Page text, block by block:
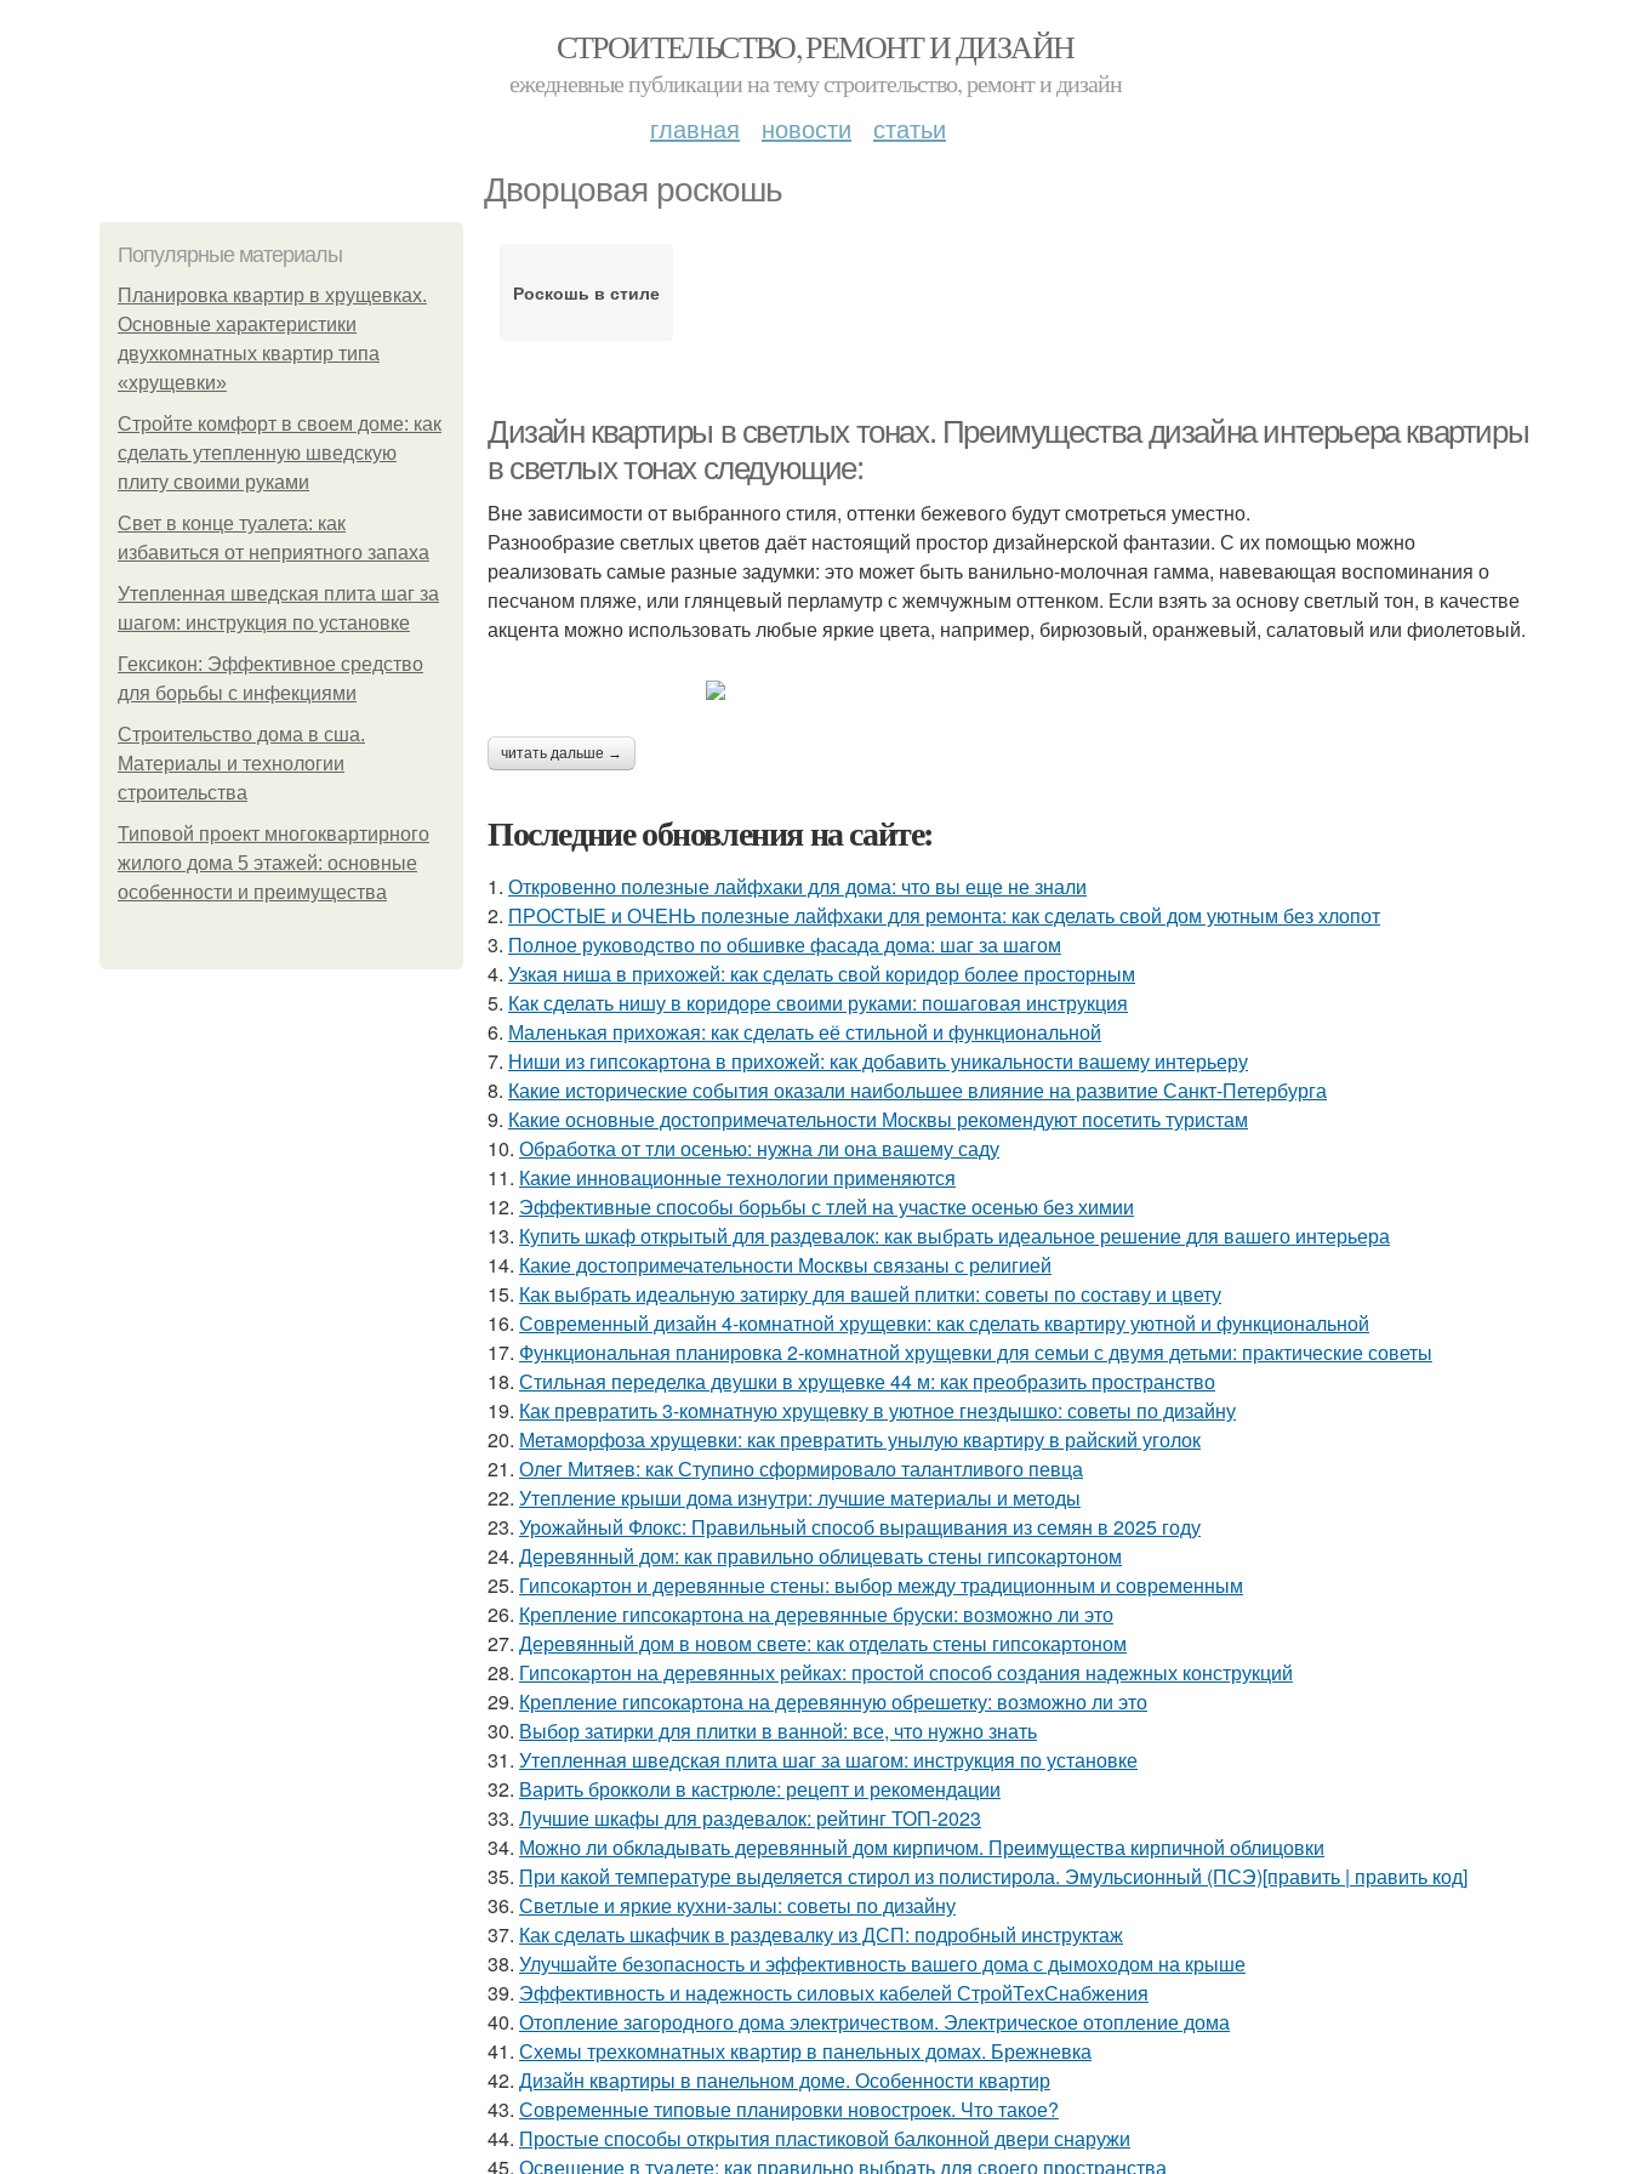
СТРОИТЕЛЬСТВО, РЕМОНТ И ДИЗАЙН
ежедневные публикации на тему строительство, ремонт и дизайн
главная новости статьи
Дворцовая роскошь
Популярные материалы
Планировка квартир в хрущевках.
Основные характеристики
двухкомнатных квартир типа
«хрущевки»
Стройте комфорт в своем доме: как
сделать утепленную шведскую
плиту своими руками
Свет в конце туалета: как
избавиться от неприятного запаха
Утепленная шведская плита шаг за
шагом: инструкция по установке
Гексикон: Эффективное средство
для борьбы с инфекциями
Строительство дома в сша.
Материалы и технологии
строительства
Типовой проект многоквартирного
жилого дома 5 этажей: основные
особенности и преимущества
Роскошь в стиле
Дизайн квартиры в светлых тонах. Преимущества дизайна интерьера квартиры
в светлых тонах следующие:
Вне зависимости от выбранного стиля, оттенки бежевого будут смотреться уместно.
Разнообразие светлых цветов даёт настоящий простор дизайнерской фантазии. С их помощью можно
реализовать самые разные задумки: это может быть ванильно-молочная гамма, навевающая воспоминания о
песчаном пляже, или глянцевый перламутр с жемчужным оттенком. Если взять за основу светлый тон, в качестве
акцента можно использовать любые яркие цвета, например, бирюзовый, оранжевый, салатовый или фиолетовый.
читать дальше →
Последние обновления на сайте:
1. Откровенно полезные лайфхаки для дома: что вы еще не знали
2. ПРОСТЫЕ и ОЧЕНЬ полезные лайфхаки для ремонта: как сделать свой дом уютным без хлопот
3. Полное руководство по обшивке фасада дома: шаг за шагом
4. Узкая ниша в прихожей: как сделать свой коридор более просторным
5. Как сделать нишу в коридоре своими руками: пошаговая инструкция
6. Маленькая прихожая: как сделать её стильной и функциональной
7. Ниши из гипсокартона в прихожей: как добавить уникальности вашему интерьеру
8. Какие исторические события оказали наибольшее влияние на развитие Санкт-Петербурга
9. Какие основные достопримечательности Москвы рекомендуют посетить туристам
10. Обработка от тли осенью: нужна ли она вашему саду
11. Какие инновационные технологии применяются
12. Эффективные способы борьбы с тлей на участке осенью без химии
13. Купить шкаф открытый для раздевалок: как выбрать идеальное решение для вашего интерьера
14. Какие достопримечательности Москвы связаны с религией
15. Как выбрать идеальную затирку для вашей плитки: советы по составу и цвету
16. Современный дизайн 4-комнатной хрущевки: как сделать квартиру уютной и функциональной
17. Функциональная планировка 2-комнатной хрущевки для семьи с двумя детьми: практические советы
18. Стильная переделка двушки в хрущевке 44 м: как преобразить пространство
19. Как превратить 3-комнатную хрущевку в уютное гнездышко: советы по дизайну
20. Метаморфоза хрущевки: как превратить унылую квартиру в райский уголок
21. Олег Митяев: как Ступино сформировало талантливого певца
22. Утепление крыши дома изнутри: лучшие материалы и методы
23. Урожайный Флокс: Правильный способ выращивания из семян в 2025 году
24. Деревянный дом: как правильно облицевать стены гипсокартоном
25. Гипсокартон и деревянные стены: выбор между традиционным и современным
26. Крепление гипсокартона на деревянные бруски: возможно ли это
27. Деревянный дом в новом свете: как отделать стены гипсокартоном
28. Гипсокартон на деревянных рейках: простой способ создания надежных конструкций
29. Крепление гипсокартона на деревянную обрешетку: возможно ли это
30. Выбор затирки для плитки в ванной: все, что нужно знать
31. Утепленная шведская плита шаг за шагом: инструкция по установке
32. Варить брокколи в кастрюле: рецепт и рекомендации
33. Лучшие шкафы для раздевалок: рейтинг ТОП-2023
34. Можно ли обкладывать деревянный дом кирпичом. Преимущества кирпичной облицовки
35. При какой температуре выделяется стирол из полистирола. Эмульсионный (ПСЭ)[править | править код]
36. Светлые и яркие кухни-залы: советы по дизайну
37. Как сделать шкафчик в раздевалку из ДСП: подробный инструктаж
38. Улучшайте безопасность и эффективность вашего дома с дымоходом на крыше
39. Эффективность и надежность силовых кабелей СтройТехСнабжения
40. Отопление загородного дома электричеством. Электрическое отопление дома
41. Схемы трехкомнатных квартир в панельных домах. Брежневка
42. Дизайн квартиры в панельном доме. Особенности квартир
43. Современные типовые планировки новостроек. Что такое?
44. Простые способы открытия пластиковой балконной двери снаружи
45. Освещение в туалете: как правильно выбрать для своего пространства